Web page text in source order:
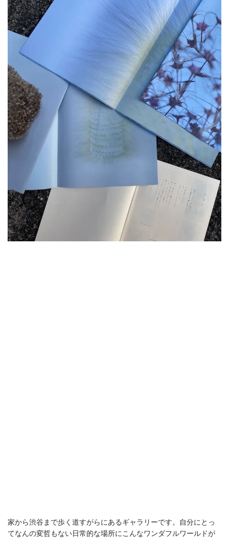
家から渋谷まで歩く道すがらにあるギャラリーです。自分にとっ
てなんの変哲もない日常的な場所にこんなワンダフルワールドが